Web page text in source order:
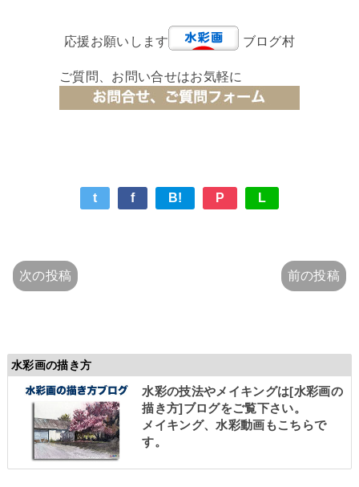
応援お願いします ブログ村
ご質問、お問い合せはお気軽に
t f B! P L
次の投稿 前の投稿
水彩画の描き方
水彩の技法やメイキングは[水彩画の
描き方]ブログをご覧下さい。
メイキング、水彩動画もこちらで
す。